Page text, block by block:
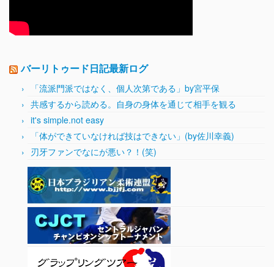
バーリトゥード日記最新ログ
「流派門派ではなく、個人次第である」by宮平保
共感するから読める。自身の身体を通じて相手を観る
it's simple.not easy
「体ができていなければ技はできない」(by佐川幸義)
刃牙ファンでなにが悪い？！(笑)